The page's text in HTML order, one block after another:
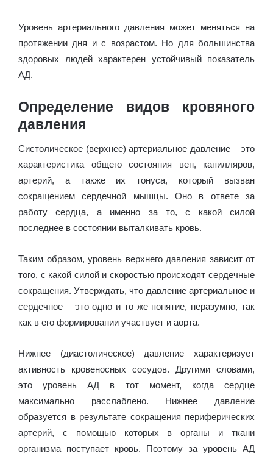
Уровень артериального давления может меняться на
протяжении дня и с возрастом. Но для большинства
здоровых людей характерен устойчивый показатель
АД.
Определение видов кровяного
давления
Систолическое (верхнее) артериальное давление – это
характеристика общего состояния вен, капилляров,
артерий, а также их тонуса, который вызван
сокращением сердечной мышцы. Оно в ответе за
работу сердца, а именно за то, с какой силой
последнее в состоянии выталкивать кровь.
Таким образом, уровень верхнего давления зависит от
того, с какой силой и скоростью происходят сердечные
сокращения. Утверждать, что давление артериальное и
сердечное – это одно и то же понятие, неразумно, так
как в его формировании участвует и аорта.
Нижнее (диастолическое) давление характеризует
активность кровеносных сосудов. Другими словами,
это уровень АД в тот момент, когда сердце
максимально расслаблено. Нижнее давление
образуется в результате сокращения периферических
артерий, с помощью которых в органы и ткани
организма поступает кровь. Поэтому за уровень АД